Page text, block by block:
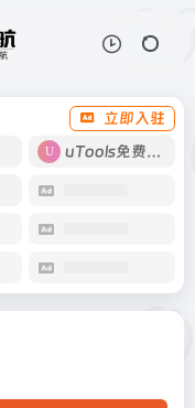
立即入驻
uTools免费工具箱